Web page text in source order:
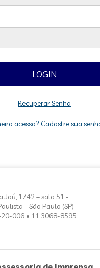
Recuperar Senha
acesso? Cadastre sua
Jaú, 1742 – sala 51 -
- São Paulo (SP) -
006 • 11 3068-8595